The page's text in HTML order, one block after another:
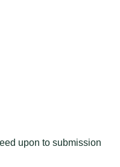
upon to submission